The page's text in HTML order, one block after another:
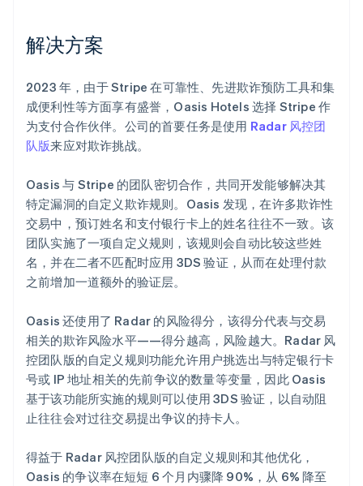
解决方案
2023 年，由于 Stripe 在可靠性、先进欺诈预防工具和集
成便利性等方面享有盛誉，Oasis Hotels 选择 Stripe 作
为支付合作伙伴。公司的首要任务是使用 Radar 风控团
队版来应对欺诈挑战。
Oasis 与 Stripe 的团队密切合作，共同开发能够解决其
特定漏洞的自定义欺诈规则。Oasis 发现，在许多欺诈性
交易中，预订姓名和支付银行卡上的姓名往往不一致。该
团队实施了一项自定义规则，该规则会自动比较这些姓
名，并在二者不匹配时应用 3DS 验证，从而在处理付款
之前增加一道额外的验证层。
Oasis 还使用了 Radar 的风险得分，该得分代表与交易
相关的欺诈风险水平——得分越高，风险越大。Radar 风
控团队版的自定义规则功能允许用户挑选出与特定银行卡
号或 IP 地址相关的先前争议的数量等变量，因此 Oasis
基于该功能所实施的规则可以使用 3DS 验证，以自动阻
止往往会对过往交易提出争议的持卡人。
得益于 Radar 风控团队版的自定义规则和其他优化，
Oasis 的争议率在短短 6 个月内骤降 90%，从 6% 降至